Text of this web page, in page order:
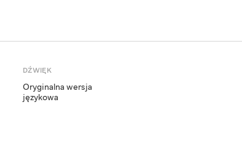
DŹWIĘK
Oryginalna wersja
językowa